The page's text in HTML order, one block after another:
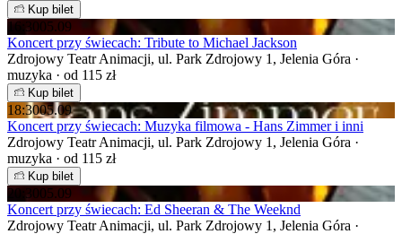
Kup bilet
16:3005.09
Koncert przy świecach: Tribute to Michael Jackson
Zdrojowy Teatr Animacji, ul. Park Zdrojowy 1, Jelenia Góra ·
muzyka · od 115 zł
Kup bilet
18:3005.09
Koncert przy świecach: Muzyka filmowa - Hans Zimmer i inni
Zdrojowy Teatr Animacji, ul. Park Zdrojowy 1, Jelenia Góra ·
muzyka · od 115 zł
Kup bilet
20:3005.09
Koncert przy świecach: Ed Sheeran & The Weeknd
Zdrojowy Teatr Animacji, ul. Park Zdrojowy 1, Jelenia Góra ·